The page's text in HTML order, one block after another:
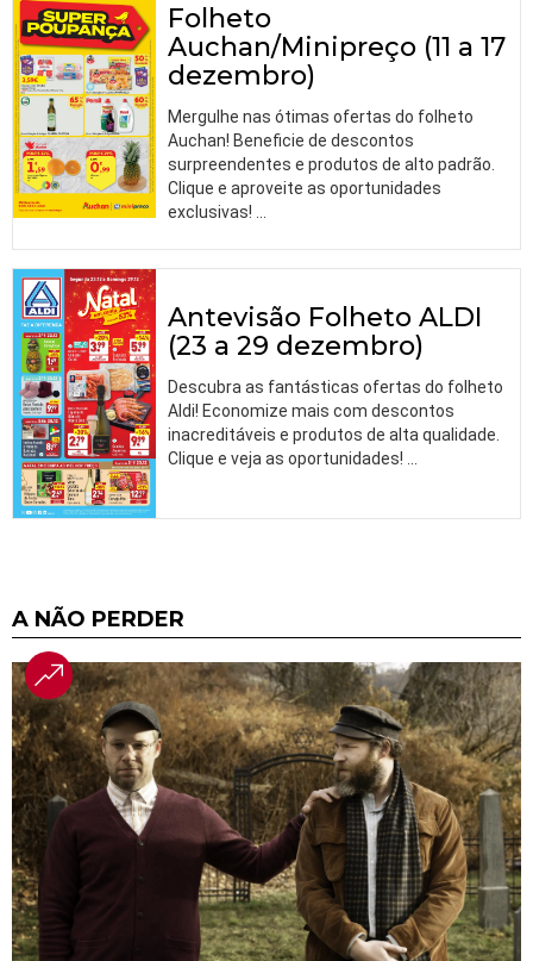
Folheto
Auchan/Minipreço (11 a 17
dezembro)
Mergulhe nas ótimas ofertas do folheto
Auchan! Beneficie de descontos
surpreendentes e produtos de alto padrão.
Clique e aproveite as oportunidades
exclusivas!
Antevisão Folheto ALDI
(23 a 29 dezembro)
Descubra as fantásticas ofertas do folheto
Aldi! Economize mais com descontos
inacreditáveis e produtos de alta qualidade.
Clique e veja as oportunidades!
A NÃO PERDER